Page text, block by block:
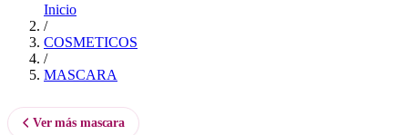
Inicio
/
COSMETICOS
/
MASCARA
Ver más mascara